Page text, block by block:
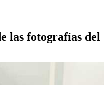
las fotografías del